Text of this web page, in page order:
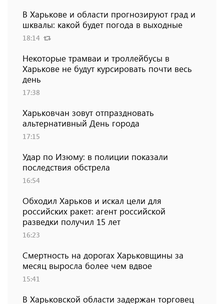
В Харькове и области прогнозируют град и
шквалы: какой будет погода в выходные
18:14
Некоторые трамваи и троллейбусы в
Харькове не будут курсировать почти весь
день
17:38
Харьковчан зовут отпраздновать
альтернативный День города
17:15
Удар по Изюму: в полиции показали
последствия обстрела
16:54
Обходил Харьков и искал цели для
российских ракет: агент российской
разведки получил 15 лет
16:23
Смертность на дорогах Харьковщины за
месяц выросла более чем вдвое
15:41
В Харьковской области задержан торговец